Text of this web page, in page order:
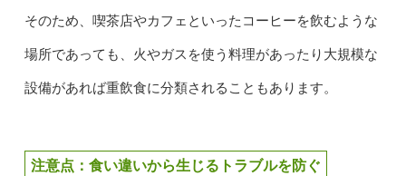
そのため、喫茶店やカフェといったコーヒーを飲むような
場所であっても、火やガスを使う料理があったり大規模な
設備があれば重飲食に分類されることもあります。
注意点：食い違いから生じるトラブルを防ぐ